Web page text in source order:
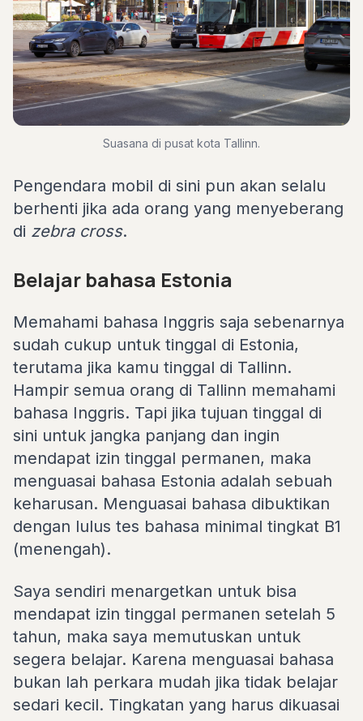
Suasana di pusat kota Tallinn.
Pengendara mobil di sini pun akan selalu
berhenti jika ada orang yang menyeberang
di zebra cross.
Belajar bahasa Estonia
Memahami bahasa Inggris saja sebenarnya
sudah cukup untuk tinggal di Estonia,
terutama jika kamu tinggal di Tallinn.
Hampir semua orang di Tallinn memahami
bahasa Inggris. Tapi jika tujuan tinggal di
sini untuk jangka panjang dan ingin
mendapat izin tinggal permanen, maka
menguasai bahasa Estonia adalah sebuah
keharusan. Menguasai bahasa dibuktikan
dengan lulus tes bahasa minimal tingkat B1
(menengah).
Saya sendiri menargetkan untuk bisa
mendapat izin tinggal permanen setelah 5
tahun, maka saya memutuskan untuk
segera belajar. Karena menguasai bahasa
bukan lah perkara mudah jika tidak belajar
sedari kecil. Tingkatan yang harus dikuasai